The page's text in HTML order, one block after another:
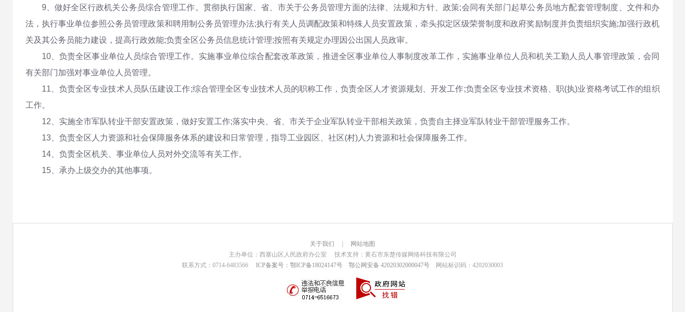
9、做好全区行政机关公务员综合管理工作。贯彻执行国家、省、市关于公务员管理方面的法律、法规和方针、政策;会同有关部门起草公务员地方配套管理制度、文件和办
法，执行事业单位参照公务员管理政策和聘用制公务员管理办法;执行有关人员调配政策和特殊人员安置政策，牵头拟定区级荣誉制度和政府奖励制度并负责组织实施;加强行政机
关及其公务员能力建设，提高行政效能;负责全区公务员信息统计管理;按照有关规定办理因公出国人员政审。
10、负责全区事业单位人员综合管理工作。实施事业单位综合配套改革政策，推进全区事业单位人事制度改革工作，实施事业单位人员和机关工勤人员人事管理政策，会同
有关部门加强对事业单位人员管理。
11、负责全区专业技术人员队伍建设工作;综合管理全区专业技术人员的职称工作，负责全区人才资源规划、开发工作;负责全区专业技术资格、职(执)业资格考试工作的组织
工作。
12、实施全市军队转业干部安置政策，做好安置工作;落实中央、省、市关于企业军队转业干部相关政策，负责自主择业军队转业干部管理服务工作。
13、负责全区人力资源和社会保障服务体系的建设和日常管理，指导工业园区、社区(村)人力资源和社会保障服务工作。
14、负责全区机关、事业单位人员对外交流等有关工作。
15、承办上级交办的其他事项。
关于我们
网站地图
主办单位：西塞山区人民政府办公室 技术支持：黄石市东楚传媒网络科技有限公司
联系方式：0714-6483566 ICP备案号：鄂ICP备18024147号 鄂公网安备 42020302000047号 网站标识码：4202030003